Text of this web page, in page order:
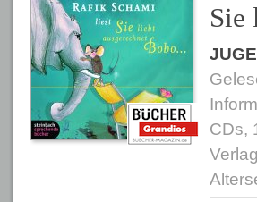
Sie
CDs,